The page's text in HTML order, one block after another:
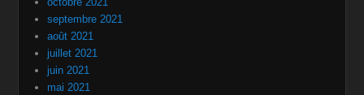
septembre 2021
août 2021
juillet 2021
juin 2021
mai 2021